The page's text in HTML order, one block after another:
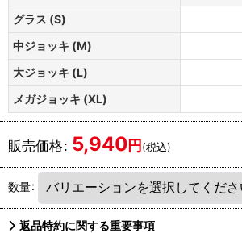
グラス (S)
中ジョッキ (M)
大ジョッキ (L)
メガジョッキ (XL)
販売価格: 5,940円(税込)
数量:
返品特約に関する重要事項